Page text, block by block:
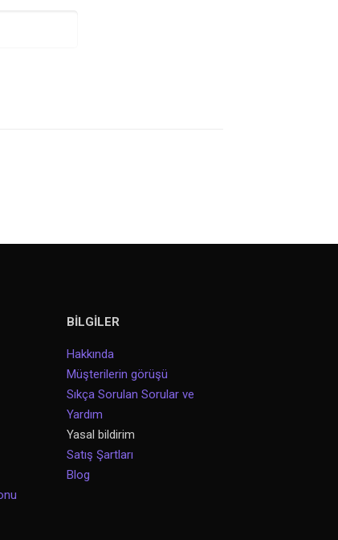
BİLGİLER
Hakkında
Müşterilerin görüşü
Sıkça Sorulan Sorular ve
Yardım
Yasal bildirim
Satış Şartları
Blog